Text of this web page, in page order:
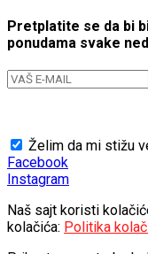
Pretplatite se da bi
ponudama svake
Želim da mi stižu
Facebook
Instagram
Naš sajt koristi
kolačića: Politika